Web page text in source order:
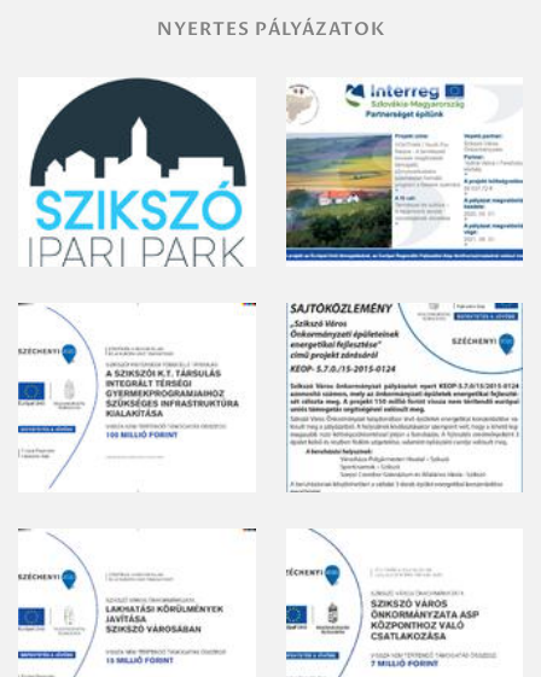
NYERTES PÁLYÁZATOK